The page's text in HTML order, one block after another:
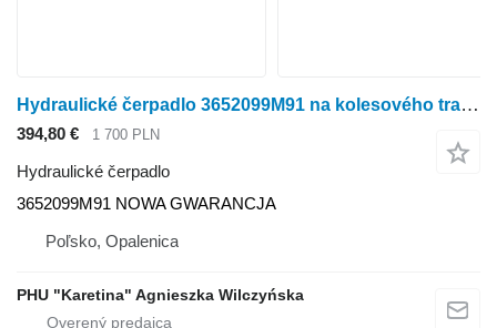
Hydraulické čerpadlo 3652099M91 na kolesového traktora Massey Ferguson Massey Fergusson MF 2230 2225 Landini McCormick
394,80 € 1 700 PLN
Hydraulické čerpadlo
3652099M91 NOWA GWARANCJA
Poľsko, Opalenica
PHU "Karetina" Agnieszka Wilczyńska